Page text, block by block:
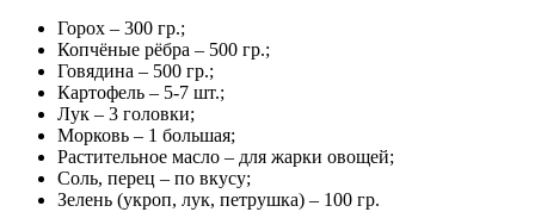
Горох – 300 гр.;
Копчёные рёбра – 500 гр.;
Говядина – 500 гр.;
Картофель – 5-7 шт.;
Лук – 3 головки;
Морковь – 1 большая;
Растительное масло – для жарки овощей;
Соль, перец – по вкусу;
Зелень (укроп, лук, петрушка) – 100 гр.